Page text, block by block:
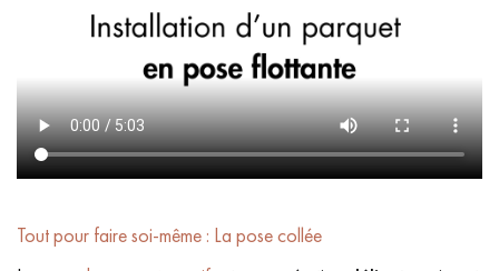
Tout pour faire soi-même : La pose collée